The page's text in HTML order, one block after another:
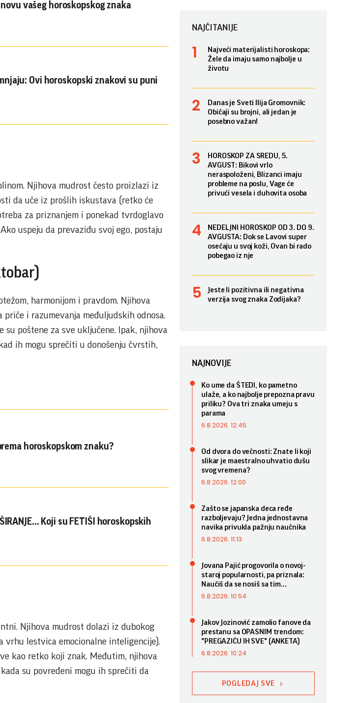
vašeg horoskopskog znaka
Ovi horoskopski znakovi su puni
Njihova mudrost često proizlazi iz
da uče iz prošlih iskustava (retko će
za priznanjem i ponekad tvrdoglavo
uspeju da prevaziđu svoj ego, postaju
harmonijom i pravdom. Njihova
i razumevanja međuljudskih odnosa.
su poštene za sve uključene. Ipak, njihova
ih mogu sprečiti u donošenju čvrstih,
horoskopskom znaku?
Koji su FETIŠI horoskopskih
Njihova mudrost dolazi iz dubokog
vrhu lestvica emocionalne inteligencije).
kao retko koji znak. Međutim, njihova
su povređeni mogu ih sprečiti da
NAJČITANIJE
Najveći materijalisti horoskopa:
Žele da imaju samo najbolje u
životu
Danas je Sveti Ilija Gromovnik:
Običaji su brojni, ali jedan je
posebno važan!
HOROSKOP ZA SREDU, 5.
AVGUST: Bikovi vrlo
neraspoloženi, Blizanci imaju
probleme na poslu, Vage će
privući vesela i duhovita osoba
NEDELJNI HOROSKOP OD 3. DO 9.
AVGUSTA: Dok se Lavovi super
osećaju u svoj koži, Ovan bi rado
pobegao iz nje
Jeste li pozitivna ili negativna
verzija svog znaka Zodijaka?
NAJNOVIJE
Ko ume da ŠTEDI, ko pametno
ulaže, a ko najbolje prepozna pravu
priliku? Ova tri znaka umeju s
parama
6.8.2026. 12:45
Od dvora do večnosti: Znate li koji
slikar je maestralno uhvatio dušu
svog vremena?
6.8.2026. 12:00
Zašto se japanska deca ređe
razboljevaju? Jedna jednostavna
navika privukla pažnju naučnika
6.8.2026. 11:13
Jovana Pajić progovorila o novoj-
staroj popularnosti, pa priznala:
Naučiš da se nosiš sa tim...
6.8.2026. 10:54
Jakov Jozinović zamolio fanove da
prestanu sa OPASNIM trendom:
"PREGAZIĆU IH SVE" (ANKETA)
6.8.2026. 10:24
POGLEDAJ SVE